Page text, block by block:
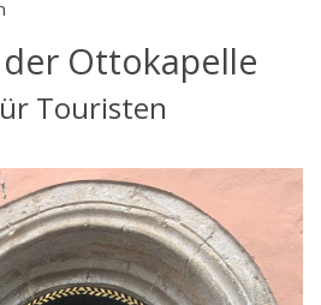
der Ottokapelle
Touristen